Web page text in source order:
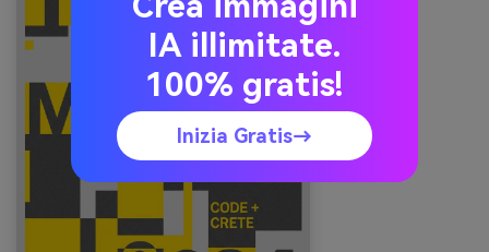
IA illimitate.
100% gratis!
Inizia Gratis→